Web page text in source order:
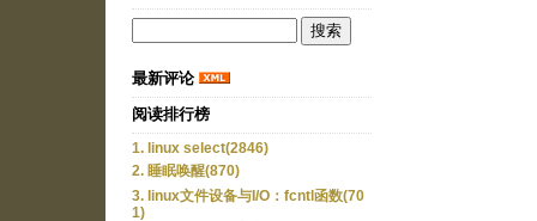
最新评论
阅读排行榜
1. linux select(2846)
2. 睡眠唤醒(870)
3. linux文件设备与I/O：fcntl函数(70
1)